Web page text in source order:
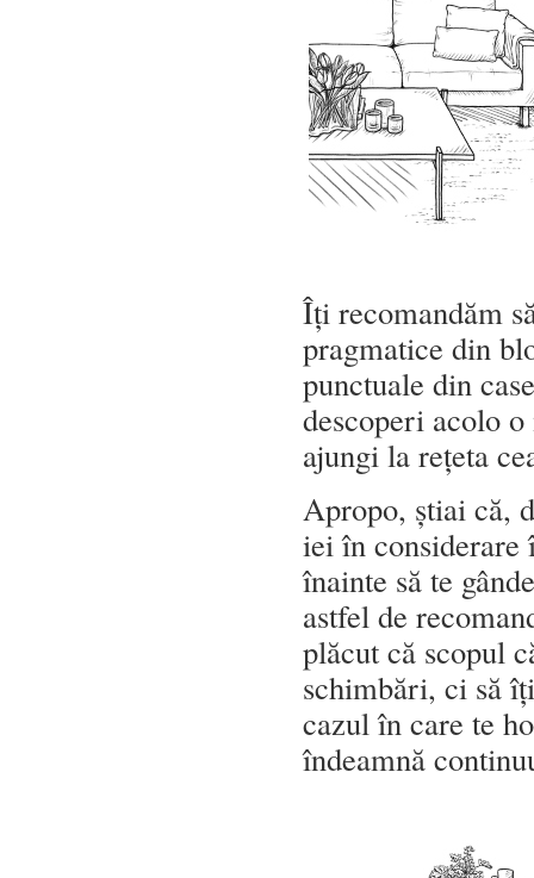
Îți recomandăm
pragmatice din
punctuale din
descoperi acolo
ajungi la rețeta
Apropo, știai că,
iei în considerare
înainte să te
astfel de
plăcut că scopul
schimbări, ci să
cazul în care te
îndeamnă